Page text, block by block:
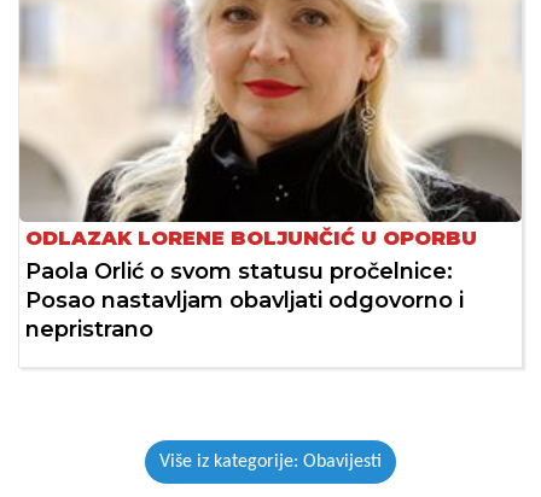
ODLAZAK LORENE BOLJUNČIĆ U OPORBU
Paola Orlić o svom statusu pročelnice:
Posao nastavljam obavljati odgovorno i
nepristrano
Više iz kategorije: Obavijesti